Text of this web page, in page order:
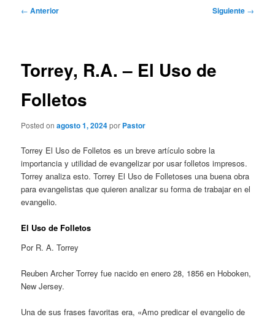
Navegación
← Anterior Siguiente →
Torrey, R.A. – El Uso de
Folletos
Posted onagosto 1, 2024por Pastor
Torrey El Uso de Folletos es un breve artículo sobre la
importancia y utilidad de evangelizar por usar folletos impresos.
Torrey analiza esto. Torrey El Uso de Folletoses una buena obra
para evangelistas que quieren analizar su forma de trabajar en el
evangelio.
El Uso de Folletos
Por R. A. Torrey
Reuben Archer Torrey fue nacido en enero 28, 1856 en Hoboken,
New Jersey.
Una de sus frases favoritas era, «Amo predicar el evangelio de